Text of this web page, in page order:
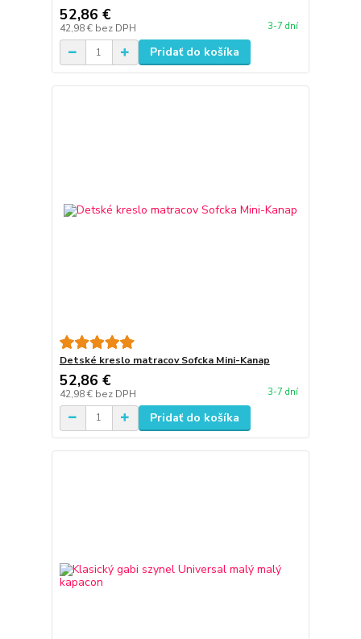
52,86 €
42,98 € bez DPH 3-7 dní
Pridať do košíka
Detské kreslo matracov Sofcka Mini-Kanap
52,86 €
42,98 € bez DPH 3-7 dní
Pridať do košíka